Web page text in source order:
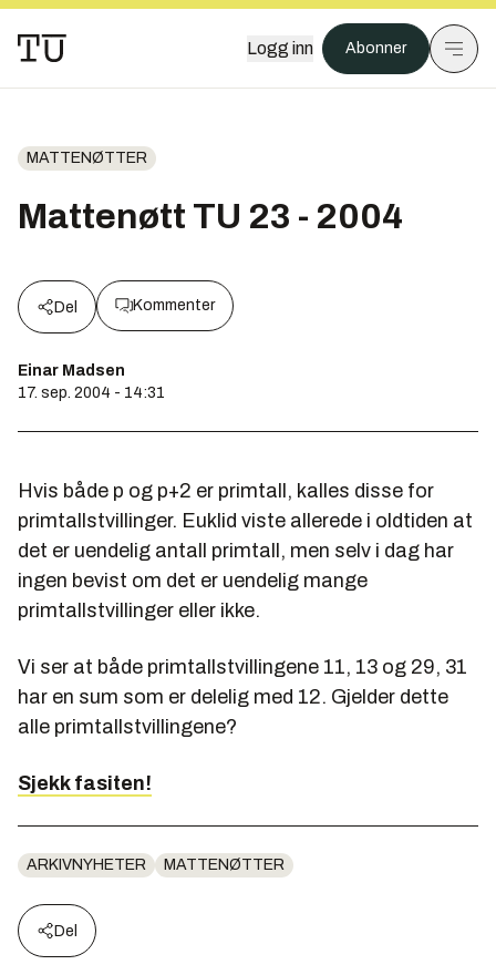
Logg inn Abonner
MATTENØTTER
Mattenøtt TU 23 - 2004
Del Kommenter
Einar Madsen
17. sep. 2004 - 14:31
Hvis både p og p+2 er primtall, kalles disse for
primtallstvillinger. Euklid viste allerede i oldtiden at
det er uendelig antall primtall, men selv i dag har
ingen bevist om det er uendelig mange
primtallstvillinger eller ikke.
Vi ser at både primtallstvillingene 11, 13 og 29, 31
har en sum som er delelig med 12. Gjelder dette
alle primtallstvillingene?
Sjekk fasiten!
ARKIVNYHETER MATTENØTTER
Del